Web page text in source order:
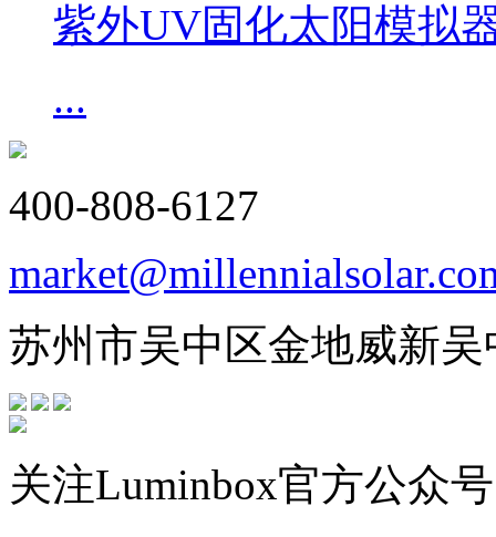
紫外UV固化太阳模拟
...
400-808-6127
苏州市吴中区金地威新
关注Luminbox官方公众号